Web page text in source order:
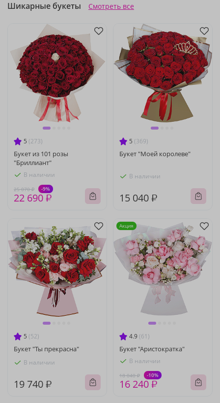
Шикарные букеты Смотреть все
5 (273)
Букет из 101 розы
"Бриллиант"
В наличии
25 070 ₽ -9%
22 690 ₽
5 (369)
Букет "Моей королеве"
В наличии
15 040 ₽
5 (52)
Букет "Ты прекрасна"
В наличии
19 740 ₽
4.9 (61)
Букет "Аристократка"
В наличии
18 040 ₽ -10%
16 240 ₽
Акция